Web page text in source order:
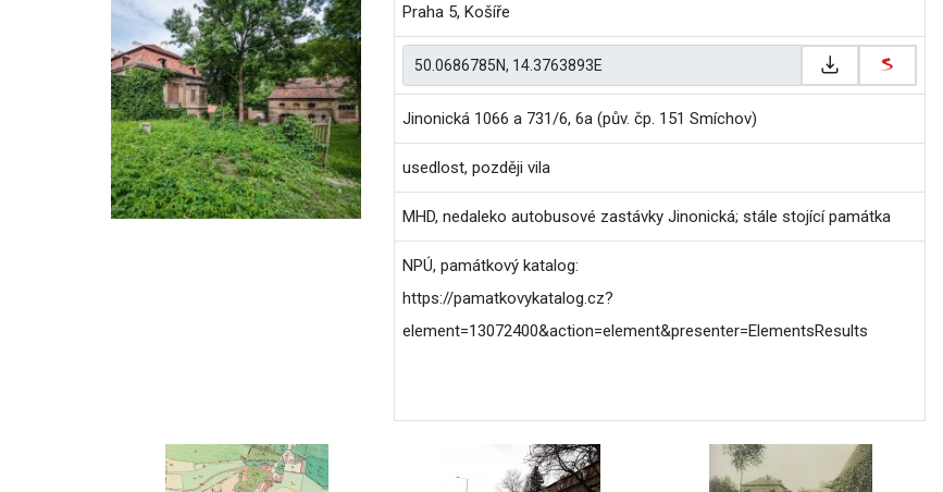
Praha 5, Košíře
Jinonická 1066 a 731/6, 6a (pův. čp. 151 Smíchov)
usedlost, později vila
MHD, nedaleko autobusové zastávky Jinonická; stále stojící památka
NPÚ, památkový katalog:
https://pamatkovykatalog.cz?
element=13072400&action=element&presenter=ElementsResults